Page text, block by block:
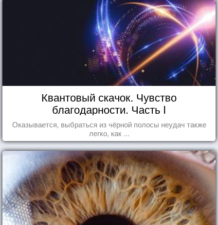
Квантовый скачок. Чувство
благодарности. Часть I
Оказывается, выбраться из чёрной полосы неудач также
легко, как ...